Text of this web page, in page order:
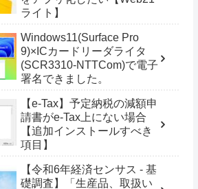
ライト】
Windows11(Surface Pro
9)×ICカードリーダライタ
(SCR3310-NTTCom)で電子
署名できました。
【e-Tax】予定納税の減額申
請書がe-Tax上にない場合
【追加インストールすべき
項目】
【令和6年経済センサス - 基
礎調査】「生産品、取扱い